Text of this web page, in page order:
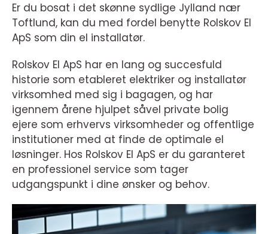
Er du bosat i det skønne sydlige Jylland nær
Toftlund, kan du med fordel benytte Rolskov El
ApS som din el installatør.
Rolskov El ApS har en lang og succesfuld
historie som etableret elektriker og installatør
virksomhed med sig i bagagen, og har
igennem årene hjulpet såvel private bolig
ejere som erhvervs virksomheder og offentlige
institutioner med at finde de optimale el
løsninger. Hos Rolskov El ApS er du garanteret
en professionel service som tager
udgangspunkt i dine ønsker og behov.